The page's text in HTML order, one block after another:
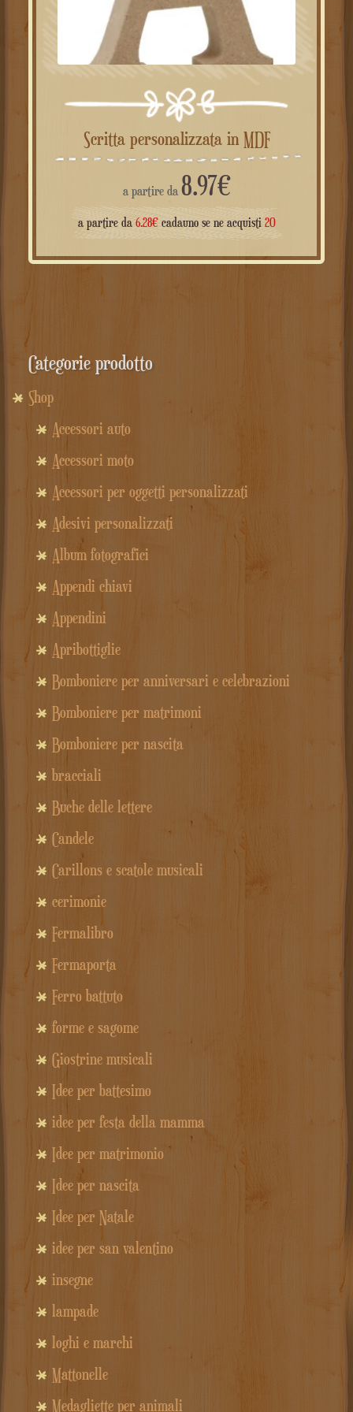
Scritta personalizzata in MDF
a partire da 8.97€
a partire da 6.28€cadauno se ne acquisti 20
Categorie prodotto
Shop
Accessori auto
Accessori moto
Accessori per oggetti personalizzati
Adesivi personalizzati
Album fotografici
Appendi chiavi
Appendini
Apribottiglie
Bomboniere per anniversari e celebrazioni
Bomboniere per matrimoni
Bomboniere per nascita
bracciali
Buche delle lettere
Candele
Carillons e scatole musicali
cerimonie
Fermalibro
Fermaporta
Ferro battuto
forme e sagome
Giostrine musicali
Idee per battesimo
idee per festa della mamma
Idee per matrimonio
Idee per nascita
Idee per Natale
idee per san valentino
insegne
lampade
loghi e marchi
Mattonelle
Medagliette per animali